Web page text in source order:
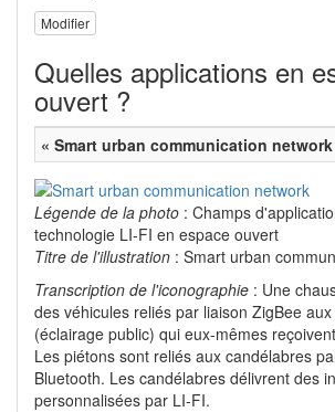
Modifier
Quelles applications en
ouvert ?
« Smart urban communication
Légende de la photo : Champs
technologie LI-FI en espace ouvert
Titre de l'illustration : Smart urban
Transcription de l'iconographie : Une
des véhicules reliés par liaison ZigBee
(éclairage public) qui eux-mêmes
Les piétons sont reliés aux candélabres
Bluetooth. Les candélabres délivrent des
personnalisées par LI-FI.